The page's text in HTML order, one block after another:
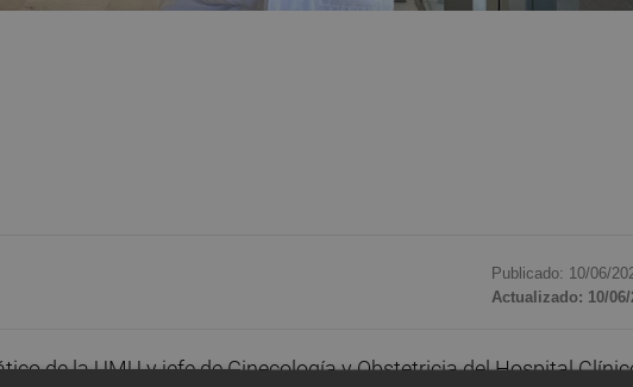
Publicado: 10/06/
Actualizado: 10/06/
de la UMU y jefe de Ginecología y Obstetricia del Hospital